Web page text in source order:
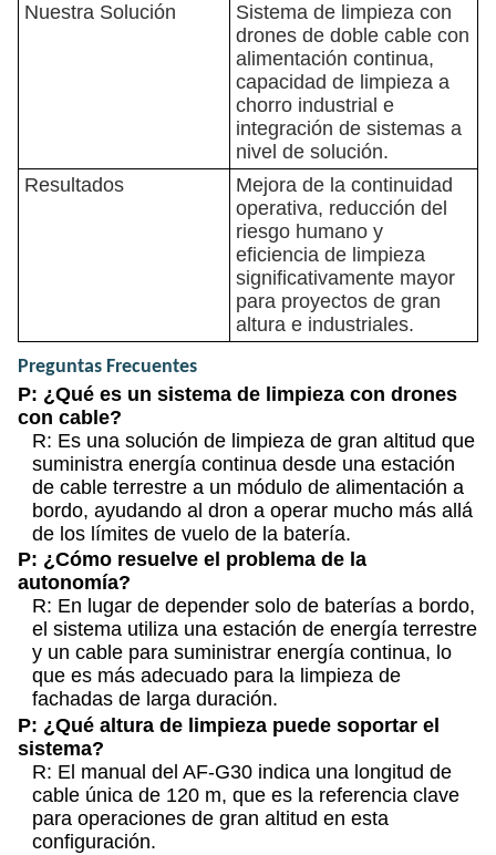
Nuestra Solución
Sistema de limpieza con
drones de doble cable con
alimentación continua,
capacidad de limpieza a
chorro industrial e
integración de sistemas a
nivel de solución.
Resultados
Mejora de la continuidad
operativa, reducción del
riesgo humano y
eficiencia de limpieza
significativamente mayor
para proyectos de gran
altura e industriales.
Preguntas Frecuentes
P: ¿Qué es un sistema de limpieza con drones
con cable?
R: Es una solución de limpieza de gran altitud que
suministra energía continua desde una estación
de cable terrestre a un módulo de alimentación a
bordo, ayudando al dron a operar mucho más allá
de los límites de vuelo de la batería.
P: ¿Cómo resuelve el problema de la
autonomía?
R: En lugar de depender solo de baterías a bordo,
el sistema utiliza una estación de energía terrestre
y un cable para suministrar energía continua, lo
que es más adecuado para la limpieza de
fachadas de larga duración.
P: ¿Qué altura de limpieza puede soportar el
sistema?
R: El manual del AF-G30 indica una longitud de
cable única de 120 m, que es la referencia clave
para operaciones de gran altitud en esta
configuración.